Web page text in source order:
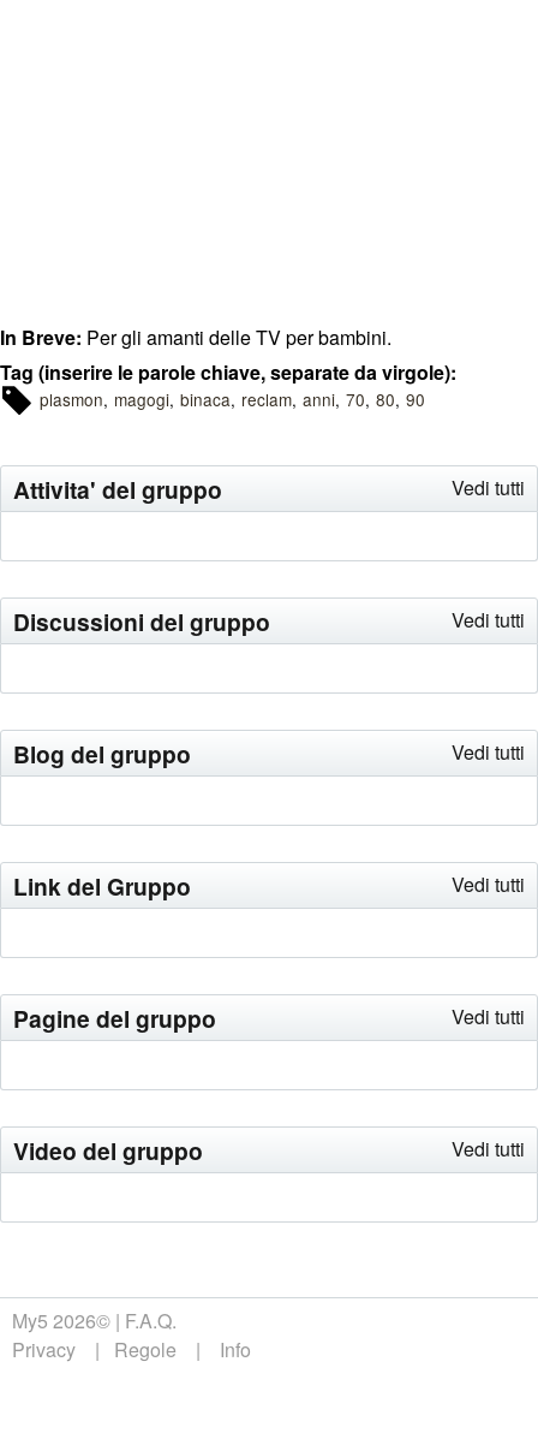
In Breve: Per gli amanti delle TV per bambini.
Tag (inserire le parole chiave, separate da virgole):
plasmon magogi binaca reclam anni 70 80 90
Vedi tutti
Attivita' del gruppo
Vedi tutti
Discussioni del gruppo
Vedi tutti
Blog del gruppo
Vedi tutti
Link del Gruppo
Vedi tutti
Pagine del gruppo
Vedi tutti
Video del gruppo
My5 2026© F.A.Q.
Privacy
Regole Info